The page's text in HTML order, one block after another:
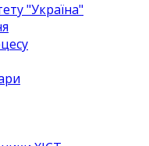
"Україна"